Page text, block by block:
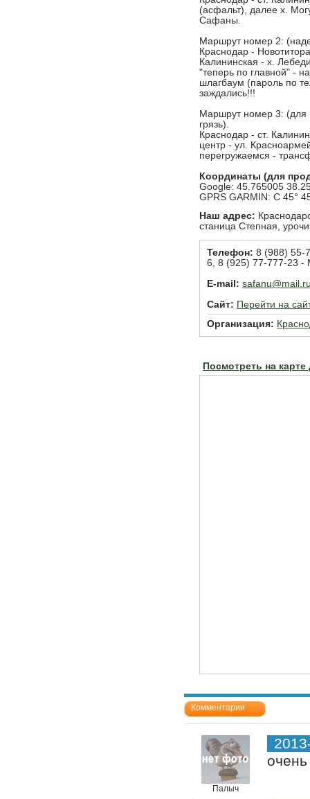
(асфальт), далее х.
Сафаны.
Маршрут номер 2:
Краснодар -
Калининская - х.
"теперь по главной" -
шлагбаум (пароль по
заждались!!!
Маршрут номер 3: (для
грязь).
Краснодар - ст.
центр - ул.
перегружаемся -
Координаты (для
Google: 45.765005
GPRS GARMIN: C 45°
Наш адрес:
станица Степная,
Телефон: 8 (988) 55-
6, 8 (925) 77-777-23 -
E-mail:
Сайт: Перейти на
Организация:
Посмотреть на
Комментарии
Палыч